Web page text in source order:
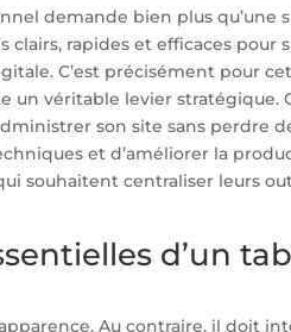
demande bien plus qu’une
clairs, rapides et efficaces pour
C’est précisément pour
un véritable levier stratégique.
son site sans perdre
et d’améliorer la
souhaitent centraliser leurs
d’un
Au contraire, il doit